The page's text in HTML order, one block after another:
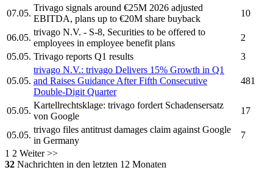
07.05.
Trivago signals around €25M 2026 adjusted
EBITDA, plans up to €20M share buyback
10
06.05.
trivago N.V. - S-8, Securities to be offered to
employees in employee benefit plans
2
05.05. Trivago reports Q1 results 3
05.05.
trivago N.V.: trivago Delivers 15% Growth in Q1
and Raises Guidance After Fifth Consecutive
Double-Digit Quarter
481
05.05.
Kartellrechtsklage: trivago fordert Schadensersatz
von Google
17
05.05.
trivago files antitrust damages claim against Google
in Germany
7
1 2 Weiter >>
32 Nachrichten in den letzten 12 Monaten